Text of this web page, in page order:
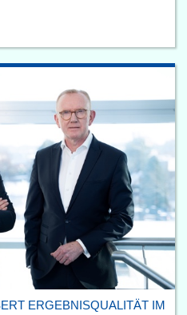
ERGEBNISQUALITÄT IM